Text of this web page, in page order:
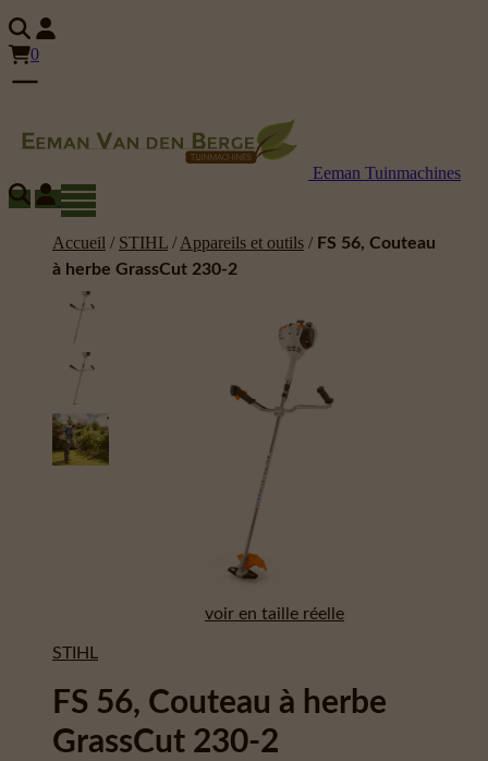
0
Eeman Tuinmachines
Accueil / STIHL / Appareils et outils / FS 56, Couteau
à herbe GrassCut 230-2
voir en taille réelle
STIHL
FS 56, Couteau à herbe
GrassCut 230-2